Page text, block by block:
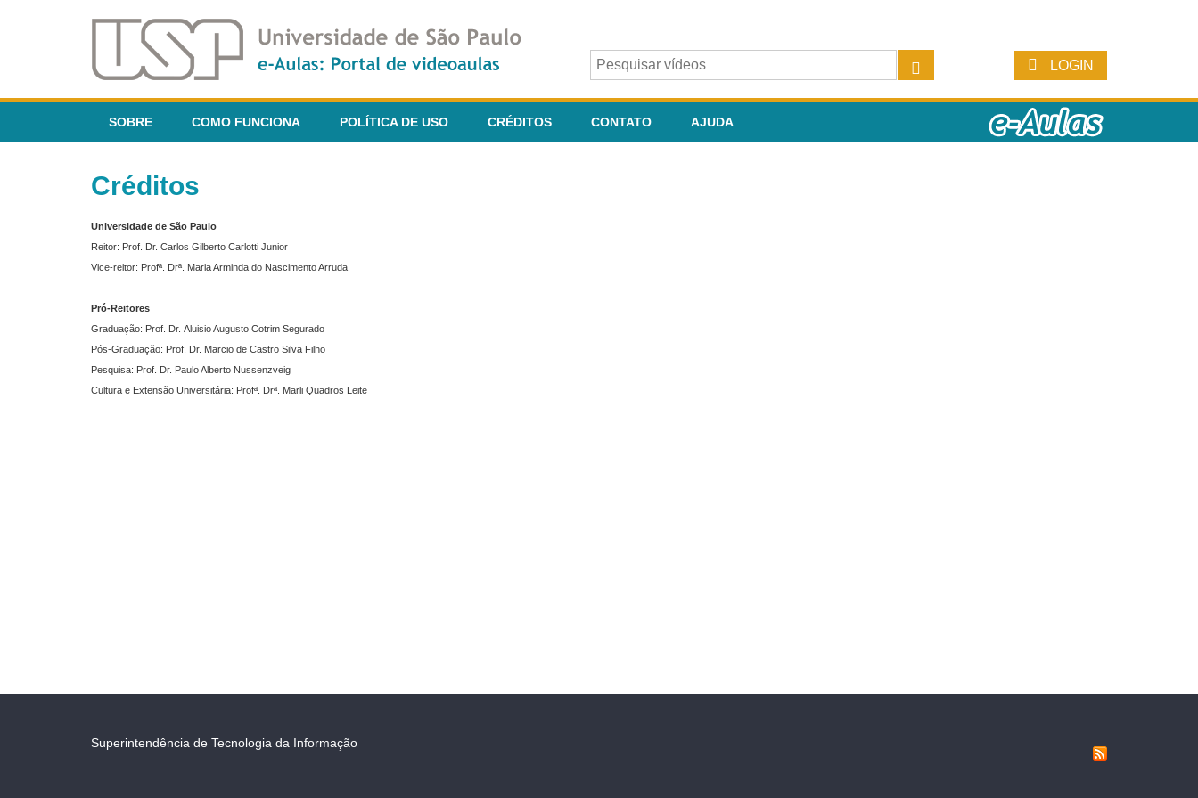
LOGIN
SOBRE COMO FUNCIONA POLÍTICA DE USO CRÉDITOS CONTATO AJUDA
Créditos
Universidade de São Paulo
Reitor: Prof. Dr. Carlos Gilberto Carlotti Junior
Vice-reitor: Profª. Drª. Maria Arminda do Nascimento Arruda
Pró-Reitores
Graduação: Prof. Dr. Aluisio Augusto Cotrim Segurado
Pós-Graduação: Prof. Dr. Marcio de Castro Silva Filho
Pesquisa: Prof. Dr. Paulo Alberto Nussenzveig
Cultura e Extensão Universitária: Profª. Drª. Marli Quadros Leite
Superintendência de Tecnologia da Informação